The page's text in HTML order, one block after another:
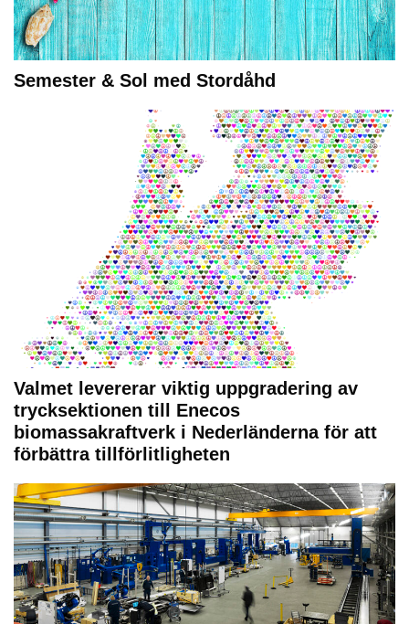
Semester & Sol med Stordåhd
Valmet levererar viktig uppgradering av
trycksektionen till Enecos
biomassakraftverk i Nederländerna för att
förbättra tillförlitligheten